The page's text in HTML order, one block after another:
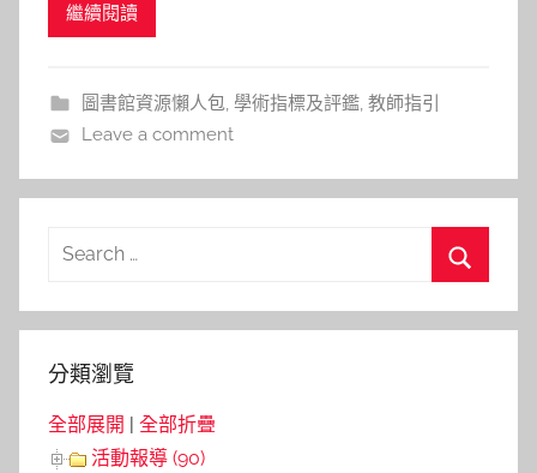
Impact（以下簡稱FWCI值）就是其中的重要指標！
繼續閱讀
圖書館資源懶人包, 學術指標及評鑑, 教師指引
Leave a comment
Search
分類瀏覽
全部展開
全部折疊
活動報導 (90)